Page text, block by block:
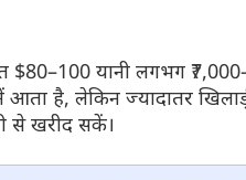
$80–100 यानी लगभग
आता है, लेकिन ज्यादातर
से खरीद सकें।